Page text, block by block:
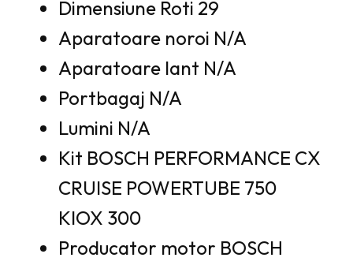
Dimensiune Roti 29
Aparatoare noroi N/A
Aparatoare lant N/A
Portbagaj N/A
Lumini N/A
Kit BOSCH PERFORMANCE CX
CRUISE POWERTUBE 750
KIOX 300
Producator motor BOSCH